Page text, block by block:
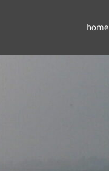
home